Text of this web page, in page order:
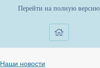
Перейти на полную версию
Наши новости